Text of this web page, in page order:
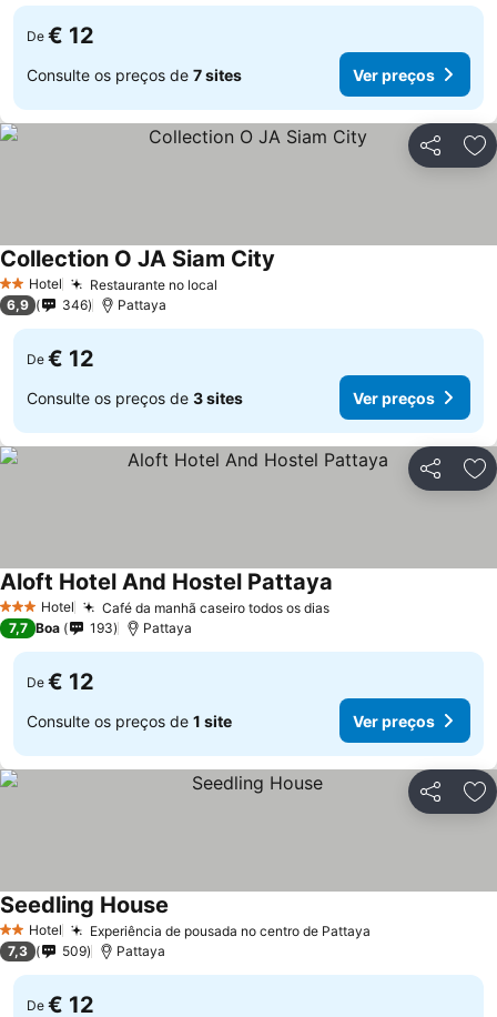
De € 12
Consulte os preços de 7 sites Ver preços
Partilhar
2 Estrelas
Hotel Restaurante no local
Collection O JA Siam City
6,9 346 Pattaya
De € 12
Consulte os preços de 3 sites Ver preços
Partilhar
3 EstrelasHotel Café da manhã caseiro todos os dias
Aloft Hotel And Hostel Pattaya
7,7 Boa 193 Pattaya
De € 12
Consulte os preços de 1 site Ver preços
Partilhar
2 Estrelas
Hotel Experiência de pousada no centro de Pattaya
Seedling House
7,3 509 Pattaya
De € 12